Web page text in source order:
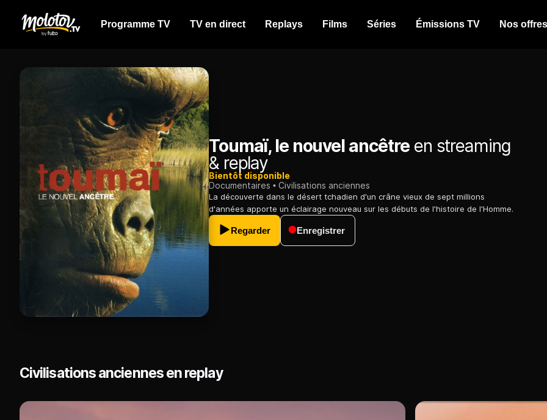
Programme TV TV en direct Replays Films Séries Émissions TV Nos offres
Toumaï, le nouvel ancêtre en streaming
& replay
Bientôt disponible
Documentaires
Civilisations anciennes
La découverte dans le désert tchadien d'un crâne vieux de sept millions
d'années apporte un éclairage nouveau sur les débuts de l'histoire de l'Homme.
Regarder Enregistrer
Civilisations anciennes en replay